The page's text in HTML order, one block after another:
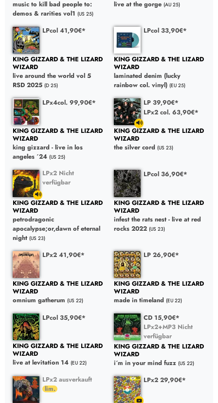
music to kill bad people to:
demos & rarities vol1 (US 25)
live at the gorge (AU 25)
LPcol 41,90€*
KING GIZZARD & THE LIZARD
WIZARD
live around the world vol 5
RSD 2025 (D 25)
LPcol 33,90€*
KING GIZZARD & THE LIZARD
WIZARD
laminated denim (lucky
rainbow col. vinyl) (EU 25)
LPx4col. 99,90€*
KING GIZZARD & THE LIZARD
WIZARD
king gizzard - live in los
angeles ´24 (US 25)
LP 39,90€*
LPx2 col. 63,90€*
KING GIZZARD & THE LIZARD
WIZARD
the silver cord (US 23)
LPx2 Nicht
verfügbar
KING GIZZARD & THE LIZARD
WIZARD
petrodragonic
apocalypse;or,dawn of eternal
night (US 23)
LPcol 36,90€*
KING GIZZARD & THE LIZARD
WIZARD
infest the rats nest - live at red
rocks 2022 (US 23)
LPx2 41,90€*
KING GIZZARD & THE LIZARD
WIZARD
omnium gatherum (US 22)
LP 26,90€*
KING GIZZARD & THE LIZARD
WIZARD
made in timeland (EU 22)
LPcol 35,90€*
KING GIZZARD & THE LIZARD
WIZARD
live at levitation 14 (EU 22)
CD 15,90€*
LPx2+MP3 Nicht
verfügbar
KING GIZZARD & THE LIZARD
WIZARD
i´m in your mind fuzz (US 22)
LPx2 ausverkauft LPx2 29,90€*